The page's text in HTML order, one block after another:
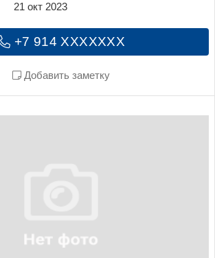
+7 914 XXXXXXX
Добавить заметку
21 окт 2023